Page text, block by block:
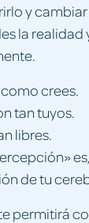
y
la realidad
crees.
tan tuyos.
libres.
de tu
permitirá